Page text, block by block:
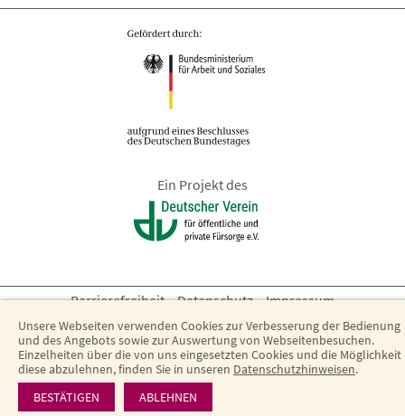
Ein Projekt des
Barrierefreiheit · Datenschutz · Impressum
Unsere Webseiten verwenden Cookies zur Verbesserung der Bedienung
und des Angebots sowie zur Auswertung von Webseitenbesuchen.
Einzelheiten über die von uns eingesetzten Cookies und die Möglichkeit
diese abzulehnen, finden Sie in unseren Datenschutzhinweisen.
ABLEHNEN
BESTÄTIGEN